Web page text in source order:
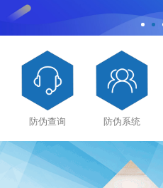
防伪查询 防伪系统